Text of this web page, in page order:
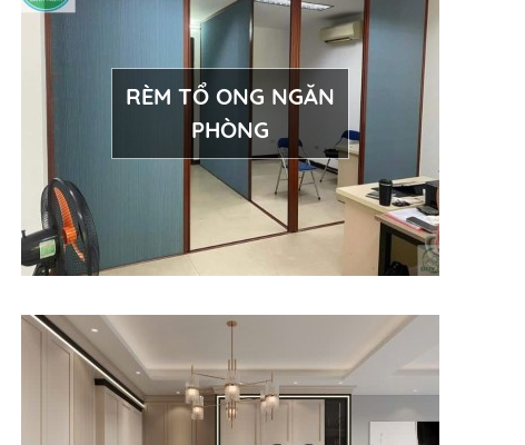
RÈM TỔ ONG NGĂN
PHÒNG